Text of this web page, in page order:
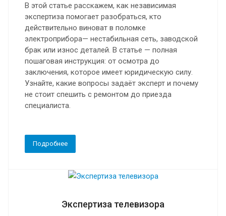
В этой статье расскажем, как независимая
экспертиза помогает разобраться, кто
действительно виноват в поломке
электроприбора— нестабильная сеть, заводской
брак или износ деталей. В статье — полная
пошаговая инструкция: от осмотра до
заключения, которое имеет юридическую силу.
Узнайте, какие вопросы задаёт эксперт и почему
не стоит спешить с ремонтом до приезда
специалиста.
Подробнее
Экспертиза телевизора